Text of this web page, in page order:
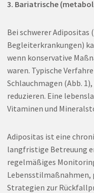
3. Bariatrische
Bei schwerer Adipositas
Begleiterkrankungen)
wenn konservative
waren. Typische
Schlauchmagen (Abb.
reduzieren. Eine
Vitaminen und
Adipositas ist eine
langfristige Betreuung
regelmäßiges
Lebensstilmaßnahmen,
Strategien zur